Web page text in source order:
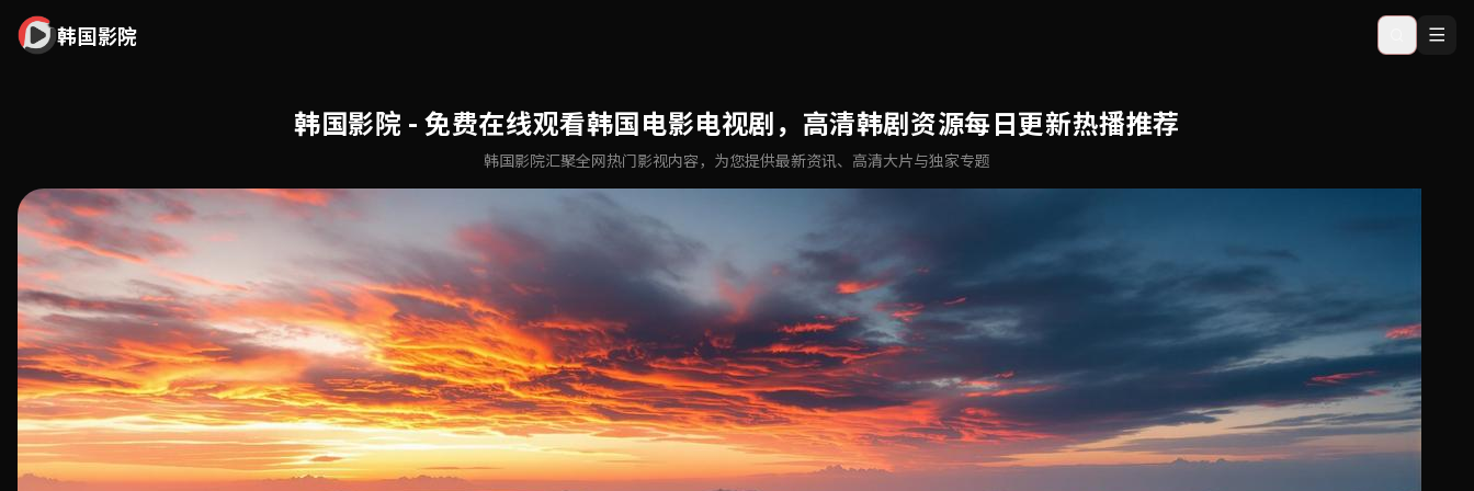
韩国影院
韩国影院 - 免费在线观看韩国电影电视剧，高清韩剧资源每日更新热播推荐
韩国影院汇聚全网热门影视内容，为您提供最新资讯、高清大片与独家专题